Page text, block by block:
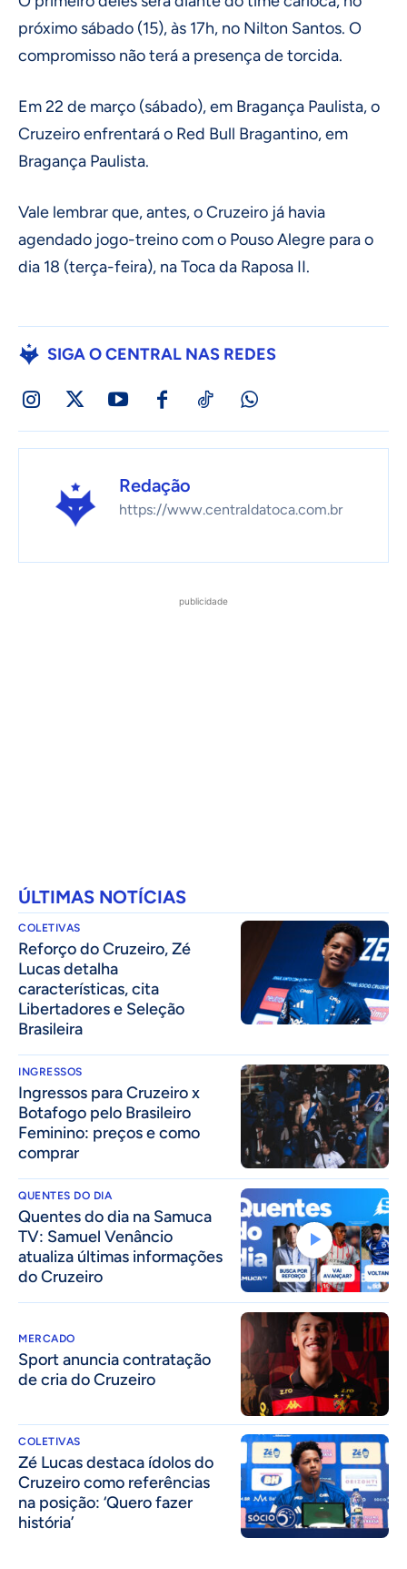
próximo sábado (15), às 17h, no Nilton Santos. O
compromisso não terá a presença de torcida.
Em 22 de março (sábado), em Bragança Paulista, o
Cruzeiro enfrentará o Red Bull Bragantino, em
Bragança Paulista.
Vale lembrar que, antes, o Cruzeiro já havia
agendado jogo-treino com o Pouso Alegre para o
dia 18 (terça-feira), na Toca da Raposa II.
SIGA O CENTRAL NAS REDES
Redação
https://www.centraldatoca.com.br
publicidade
ÚLTIMAS NOTÍCIAS
COLETIVAS
⁠Reforço do Cruzeiro, Zé
Lucas detalha
características, cita
Libertadores e Seleção
Brasileira
INGRESSOS
Ingressos para Cruzeiro x
Botafogo pelo Brasileiro
Feminino: preços e como
comprar
QUENTES DO DIA
Quentes do dia na Samuca
TV: Samuel Venâncio
atualiza últimas informações
do Cruzeiro
MERCADO
Sport anuncia contratação
de cria do Cruzeiro
COLETIVAS
Zé Lucas destaca ídolos do
Cruzeiro como referências
na posição: ‘Quero fazer
história’